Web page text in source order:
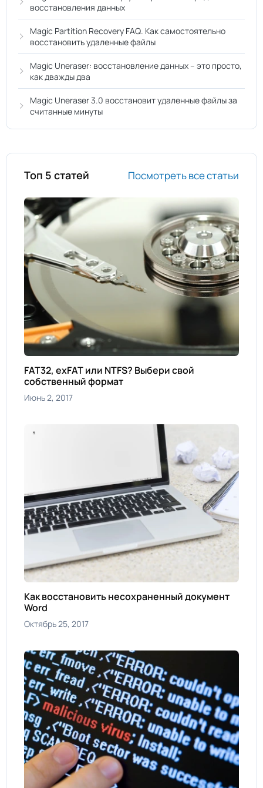
восстановления данных
Magic Partition Recovery FAQ. Как самостоятельно
восстановить удаленные файлы
Magic Uneraser: восстановление данных – это просто,
как дважды два
Magic Uneraser 3.0 восстановит удаленные файлы за
считанные минуты
Топ 5 статей Посмотреть все статьи
FAT32, exFAT или NTFS? Выбери свой
собственный формат
Июнь 2, 2017
Как восстановить несохраненный документ
Word
Октябрь 25, 2017